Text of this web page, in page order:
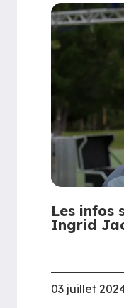
Les infos
Ingrid
03 juillet